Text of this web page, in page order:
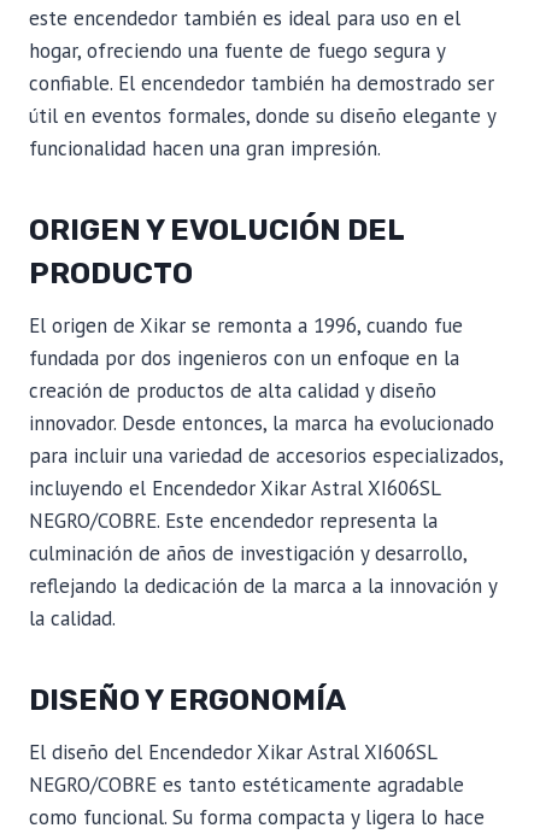
este encendedor también es ideal para uso en el
hogar, ofreciendo una fuente de fuego segura y
confiable. El encendedor también ha demostrado ser
útil en eventos formales, donde su diseño elegante y
funcionalidad hacen una gran impresión.
ORIGEN Y EVOLUCIÓN DEL
PRODUCTO
El origen de Xikar se remonta a 1996, cuando fue
fundada por dos ingenieros con un enfoque en la
creación de productos de alta calidad y diseño
innovador. Desde entonces, la marca ha evolucionado
para incluir una variedad de accesorios especializados,
incluyendo el Encendedor Xikar Astral XI606SL
NEGRO/COBRE. Este encendedor representa la
culminación de años de investigación y desarrollo,
reflejando la dedicación de la marca a la innovación y
la calidad.
DISEÑO Y ERGONOMÍA
El diseño del Encendedor Xikar Astral XI606SL
NEGRO/COBRE es tanto estéticamente agradable
como funcional. Su forma compacta y ligera lo hace